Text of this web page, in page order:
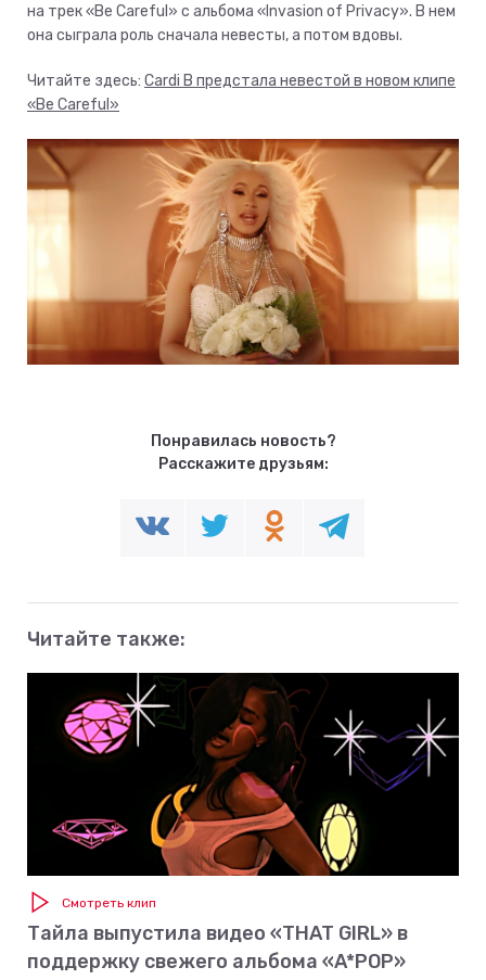
на трек «Be Careful» с альбома «Invasion of Privacy». В нем
она сыграла роль сначала невесты, а потом вдовы.
Читайте здесь: Cardi B предстала невестой в новом клипе
«Be Careful»
Понравилась новость?
Расскажите друзьям:
Читайте также:
Смотреть клип
Тайла выпустила видео «THAT GIRL» в
поддержку свежего альбома «A*POP»